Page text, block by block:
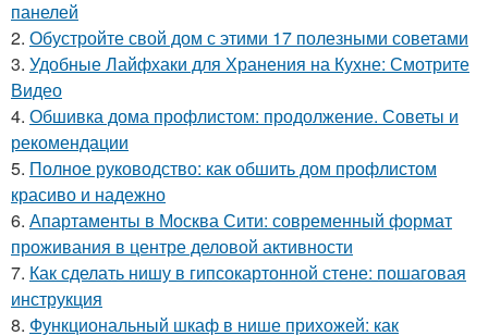
панелей
2. Обустройте свой дом с этими 17 полезными советами
3. Удобные Лайфхаки для Хранения на Кухне: Смотрите
Видео
4. Обшивка дома профлистом: продолжение. Советы и
рекомендации
5. Полное руководство: как обшить дом профлистом
красиво и надежно
6. Апартаменты в Москва Сити: современный формат
проживания в центре деловой активности
7. Как сделать нишу в гипсокартонной стене: пошаговая
инструкция
8. Функциональный шкаф в нише прихожей: как